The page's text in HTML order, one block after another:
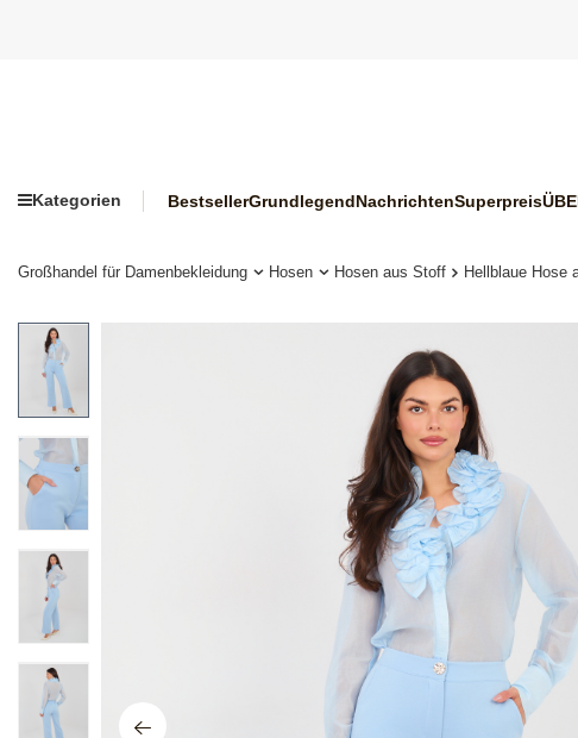
Kategorien BestsellerGrundlegendNachrichtenSuperpreis
Großhandel für Damenbekleidung Hosen Hosen aus Stoff Hellblaue Hose